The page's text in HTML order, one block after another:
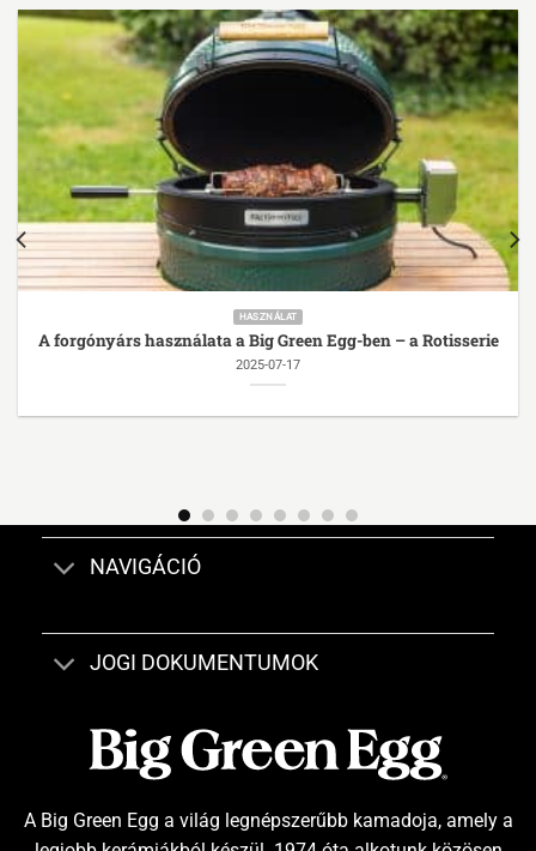
HASZNÁLAT
A forgónyárs használata a Big Green Egg-ben – a Rotisserie
2025-07-17
NAVIGÁCIÓ
JOGI DOKUMENTUMOK
A Big Green Egg a világ legnépszerűbb kamadoja, amely a